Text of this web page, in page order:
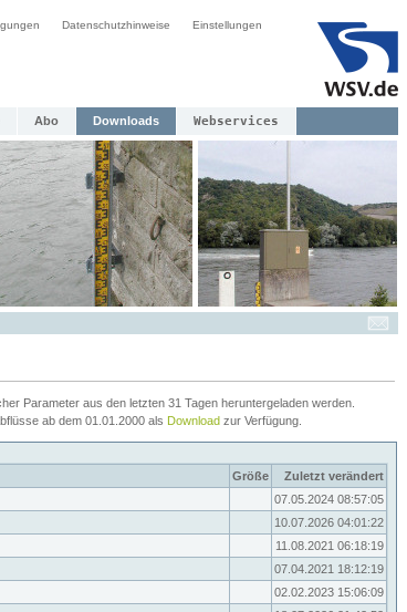
Datenschutzhinweise Einstellungen
Abo Downloads Webservices
Parameter aus den letzten 31 Tagen heruntergeladen werden.
ab dem 01.01.2000 als Download zur Verfügung.
Größe
Zuletzt verändert
07.05.2024 08:57:05
10.07.2026 04:01:22
11.08.2021 06:18:19
07.04.2021 18:12:19
02.02.2023 15:06:09